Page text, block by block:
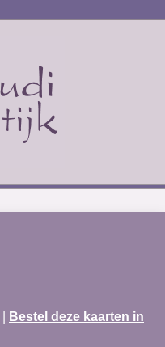
Bestel deze kaarten in